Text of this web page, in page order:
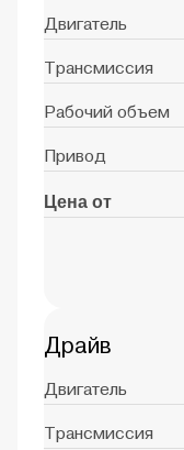
Двигатель
Трансмиссия
Рабочий объем
Привод
Цена от
Драйв
Двигатель
Трансмиссия